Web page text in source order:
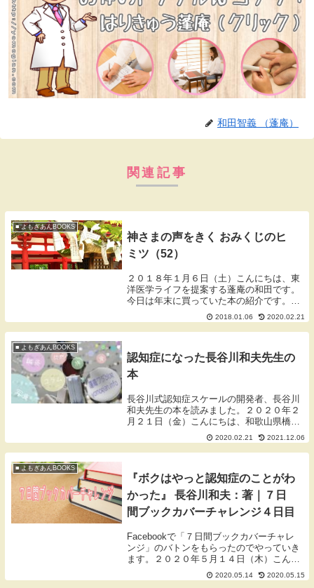
和田智義 （蓬庵）
関連記事
■ よもぎあんBOOKS
神さまの声をきく おみくじのヒ
ミツ（52）
２０１８年１月６日（土）こんにちは、東
洋医学ライフを提案する蓬庵の和田です。
今日は年末に買っていた本の紹介です。年
末に買った本の紹介大阪の最終日に時間が
あったので梅田の本屋さんへ寄ったときに
買いました。１２月２３日にでたばかりの
2018.01.06 2020.02.21
■ よもぎあんBOOKS
認知症になった長谷川和夫先生の
本
長谷川式認知症スケールの開発者、長谷川
和夫先生の本を読みました。２０２０年２
月２１日（金）こんにちは、和歌山県橋本
市を拠点に活動しております蓬庵（よもぎ
あん）のワダです。ブログをご覧いただき
ありがとうございます。認知症と長谷川和
2020.02.21 2021.12.06
■ よもぎあんBOOKS
『ボクはやっと認知症のことがわ
かった』 長谷川和夫：著｜７日
間ブックカバーチャレンジ４日目
Facebookで「７日間ブックカバーチャレ
ンジ」のバトンをもらったのでやっていき
ます。２０２０年５月１４日（木）こんに
ちは、和歌山県橋本市の鍼灸師ワダです。
ブログをご覧いただきありがとうございま
2020.05.14 2020.05.15